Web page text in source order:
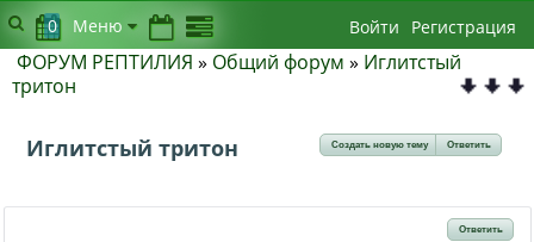
ФОРУМ РЕПТИЛИЯ » Общий форум » Иглитстый
тритон
Иглитстый тритон Создать новую тему Ответить
Ответить
0 Меню Войти Регистрация